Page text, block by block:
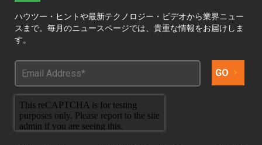
ハウツー・ヒントや最新テクノロジー・ビデオから業界ニュー
スまで。毎月のニュースページでは、貴重な情報をお届けしま
す。